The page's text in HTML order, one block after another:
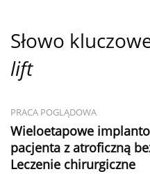
Słowo
lift
PRACA POGLĄDOWA
Wieloetapowe
pacjenta z atroficzną
Leczenie chirurgiczne